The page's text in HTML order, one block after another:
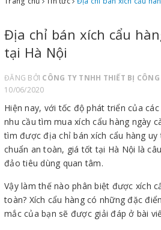
Địa chỉ bán xích cẩu
tại Hà Nội
ĐĂNG BỞI CÔNG TY TNHH THIẾT BỊ
10/06/2020
Hiện nay, với tốc độ phát triển của
nhu cầu tìm mua xích cẩu hàng ngày
tìm được địa chỉ bán xích cẩu hàng
chuẩn an toàn, giá tốt tại Hà Nội là
đảo tiêu dùng quan tâm.
Vậy làm thế nào phân biệt được xích
toàn? Xích cẩu hàng có những đặc
mắc của bạn sẽ được giải đáp ở bài